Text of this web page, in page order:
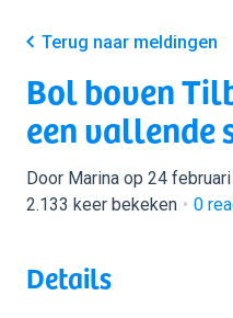
Terug naar meldingen
Bol boven
een vallende
Door Marina op 24
2.133 keer bekeken
0
Details